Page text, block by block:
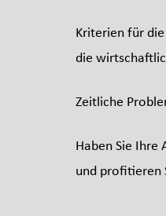
Kriterien für
die
Zeitliche
Haben Sie Ihre
und profitieren